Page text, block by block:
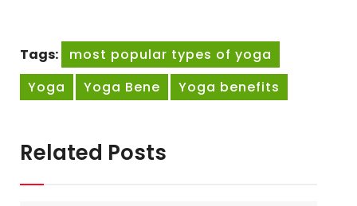
Tags:
most popular types of yoga
Yoga
Yoga Bene Yoga benefits
Related Posts